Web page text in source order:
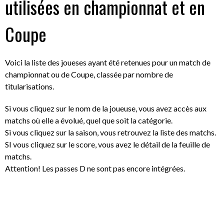
utilisées en championnat et en
Coupe
Voici la liste des joueses ayant été retenues pour un match de
championnat ou de Coupe, classée par nombre de
titularisations.
Si vous cliquez sur le nom de la joueuse, vous avez accès aux
matchs où elle a évolué, quel que soit la catégorie.
Si vous cliquez sur la saison, vous retrouvez la liste des matchs.
SI vous cliquez sur le score, vous avez le détail de la feuille de
matchs.
Attention! Les passes D ne sont pas encore intégrées.